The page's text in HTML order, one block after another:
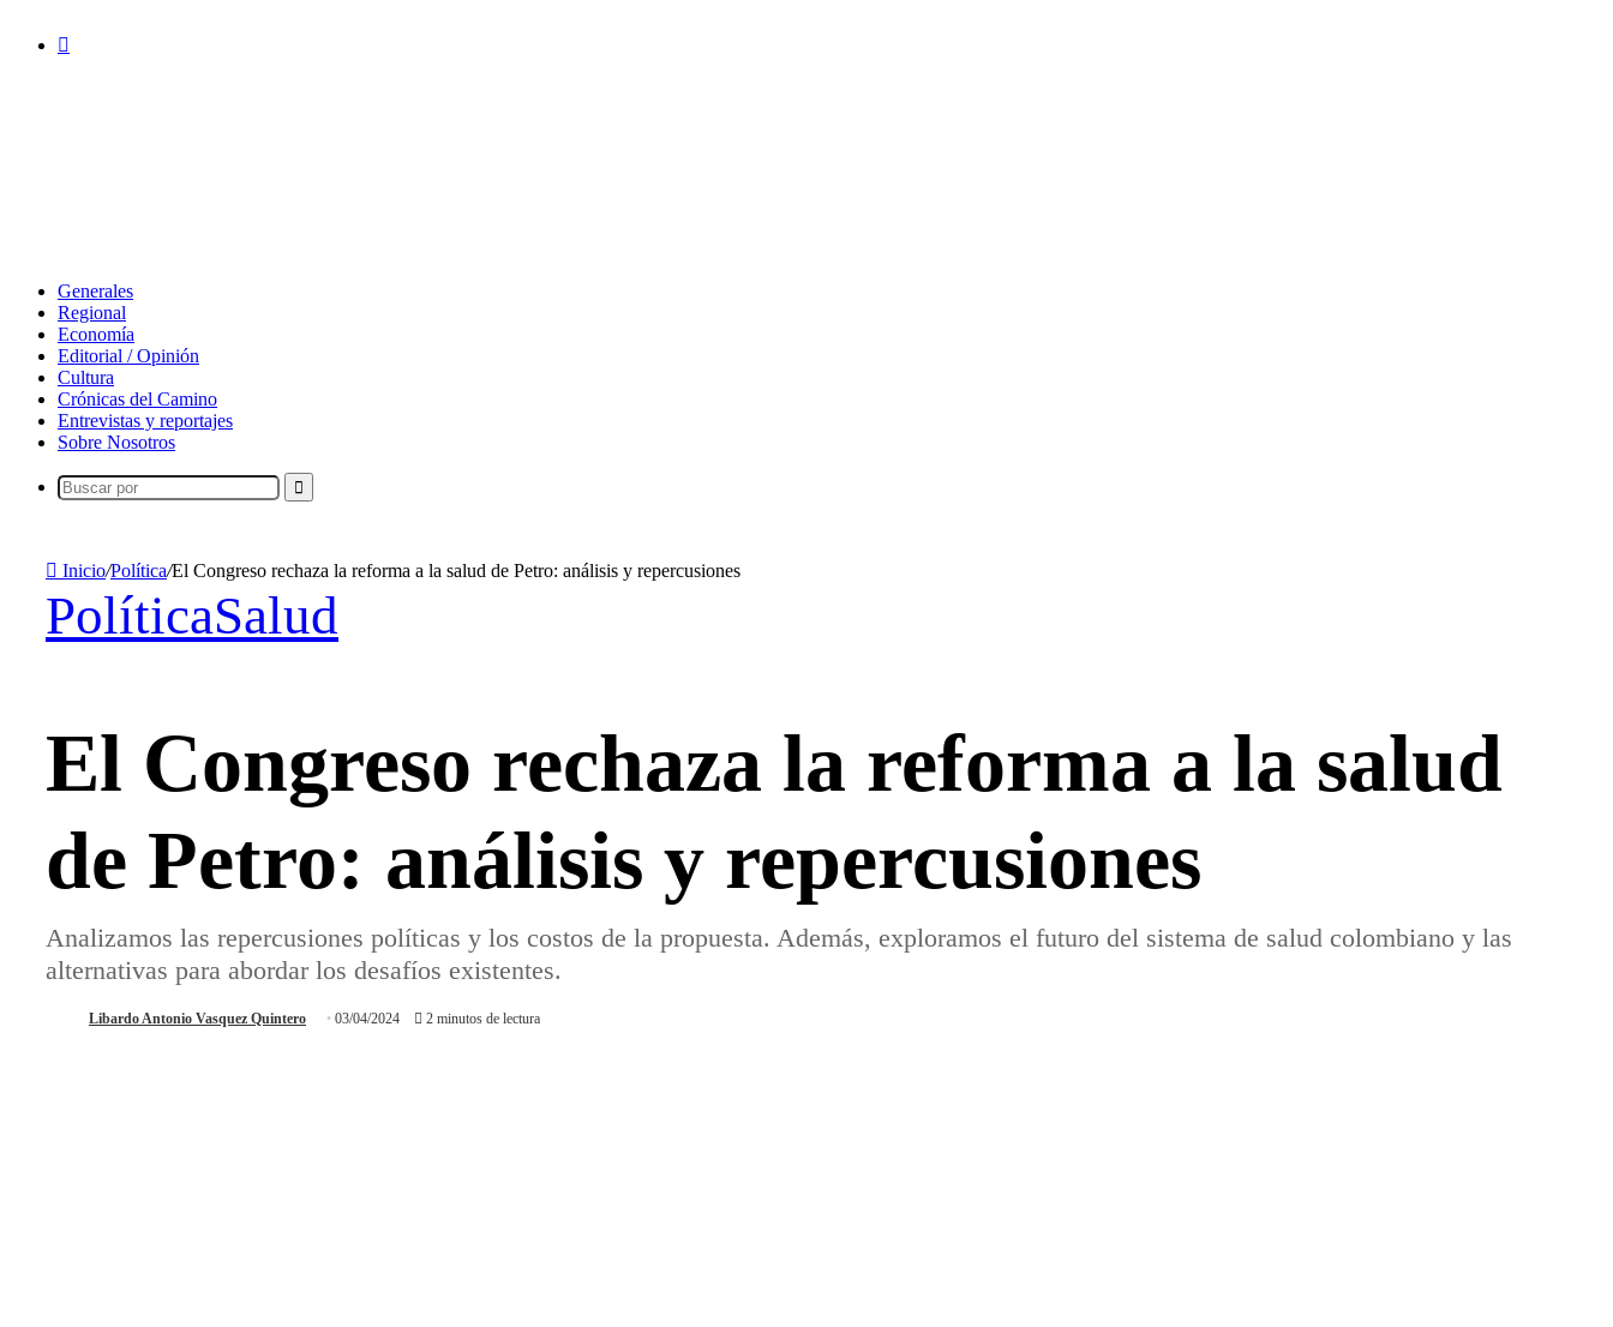
Generales
Regional
Economía
Editorial / Opinión
Cultura
Crónicas del Camino
Entrevistas y reportajes
Sobre Nosotros
Buscar
Inicio/Política/El Congreso rechaza la reforma a la salud de Petro: análisis y repercusiones
PolíticaSalud
El Congreso rechaza la reforma a la salud
de Petro: análisis y repercusiones
Analizamos las repercusiones políticas y los costos de la propuesta. Además, exploramos el futuro del sistema de salud colombiano y las
alternativas para abordar los desafíos existentes.
Libardo Antonio Vasquez Quintero 03/04/2024 2 minutos de lectura